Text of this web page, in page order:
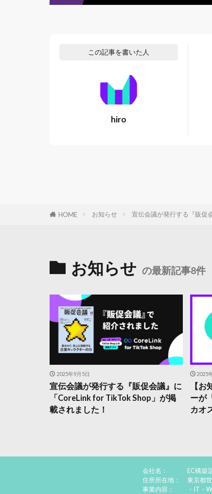
この記事を書いた人
hiro
HOME お知らせ 宣伝会議が発行する『販促
お知らせ の最新記事8件
2025年9月5日
宣伝会議が発行する『販促会議』に
「CoreLink for TikTok Shop」が掲
載されました！
2025
【
ーが
カオ
会社名：
EC構築
住所所在地：
東京都
事業内容：
・IT・